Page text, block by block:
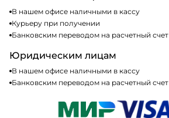
В нашем офисе наличными в кассу
Курьеру при получении
Банковским переводом на расчетный счет
Юридическим лицам
В нашем офисе наличными в кассу
Банковским переводом на расчетный счет